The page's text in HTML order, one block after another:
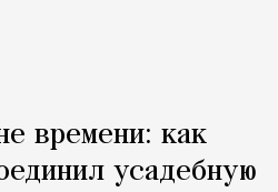
времени: как
усадебную